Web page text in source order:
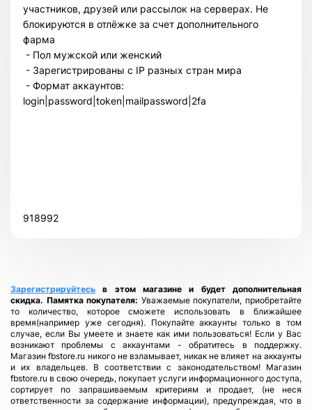
участников, друзей или рассылок на серверах. Не
блокируются в отлёжке за счет дополнительного
фарма
- Пол мужской или женский
- Зарегистрированы с IP разных стран мира
- Формат аккаунтов:
login|password|token|mailpassword|2fa
918992
Зарегистрируйтесь
в этом магазине и будет дополнительная
скидка. Памятка покупателя: Уважаемые покупатели, приобретайте
то количество, которое сможете использовать в ближайшее
время(например уже сегодня). Покупайте аккаунты только в том
случае, если Вы умеете и знаете как ими пользоваться! Если у Вас
возникают проблемы с аккаунтами - обратитесь в поддержку.
Магазин fbstore.ru никого не взламывает, никак не влияет на аккаунты
и их владельцев. В соответствии с законодательством! Магазин
fbstore.ru в свою очередь, покупает услуги информационного доступа,
сортирует по запрашиваемым критериям и продает, (не неся
ответственности за содержание информации), предупреждая, что в